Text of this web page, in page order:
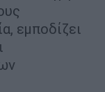
εμποδίζει